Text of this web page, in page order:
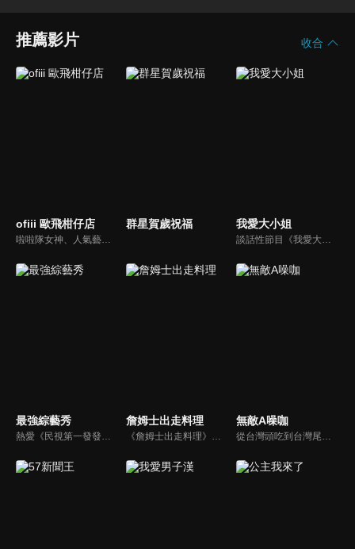
推薦影片 收合
ofiii 歐飛柑仔店 群星賀歲祝福 我愛大小姐
最強綜藝秀
熱愛《民視第一發發發》的忠實觀眾，一定要看！喜歡五花八門達人秀的網友，非追不可！愛看明星挑戰各種才藝表演的鐵粉，絕不能錯過！什麼都有，什麼都秀，請看《最強綜藝秀》！
詹姆士出走料理
《詹姆士出走料理》以尋找詹姆士私廚菜單為節目主軸，為了尋找記憶中的美味料理，詹姆士將帶領大家探索市場，品嘗在地美味、尋訪料理達人，並在節目中展現特殊食材的處理方式、嘗試新的醬料或是新的料理作法，製作創意料理(料理教學)，最後在節目片尾時作出一道『詹姆士創意料理』。
無敵A噪咖
從台灣頭吃到台灣尾，沒準備好你的肚子千萬別說台灣的美味你都吃過啦！無敵A噪咖這次精銳盡出、翻山越嶺，傳出台灣的好滋味，豐富、美味的畫面，傳遞噪咖對美食的用心，透過獨特的介紹方式，就要你吃得更有創意、更有趣！吃的更有內涵與層次喔！